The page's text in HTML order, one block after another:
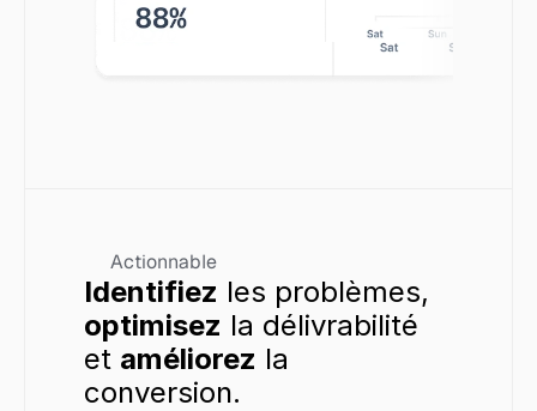
Actionnable
Identifiez
optimisez la délivrabilité
et améliorez la
conversion.